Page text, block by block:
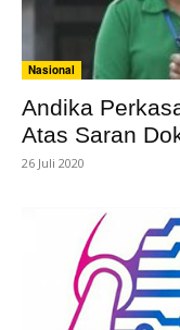
Nasional
Andika
Atas Saran
26 Juli 2020